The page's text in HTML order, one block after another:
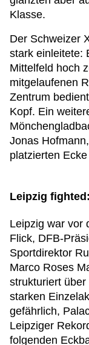
Klasse.
Der Schweizer
stark einleitete:
Mittelfeld hoch
mitgelaufenen
Zentrum
Kopf. Ein
Jonas
platzierten
Leipzig
Leipzig war vor
Flick, DFB-
Sportdirektor
Marco Roses
strukturiert
starken
gefährlich,
Leipziger
folgenden